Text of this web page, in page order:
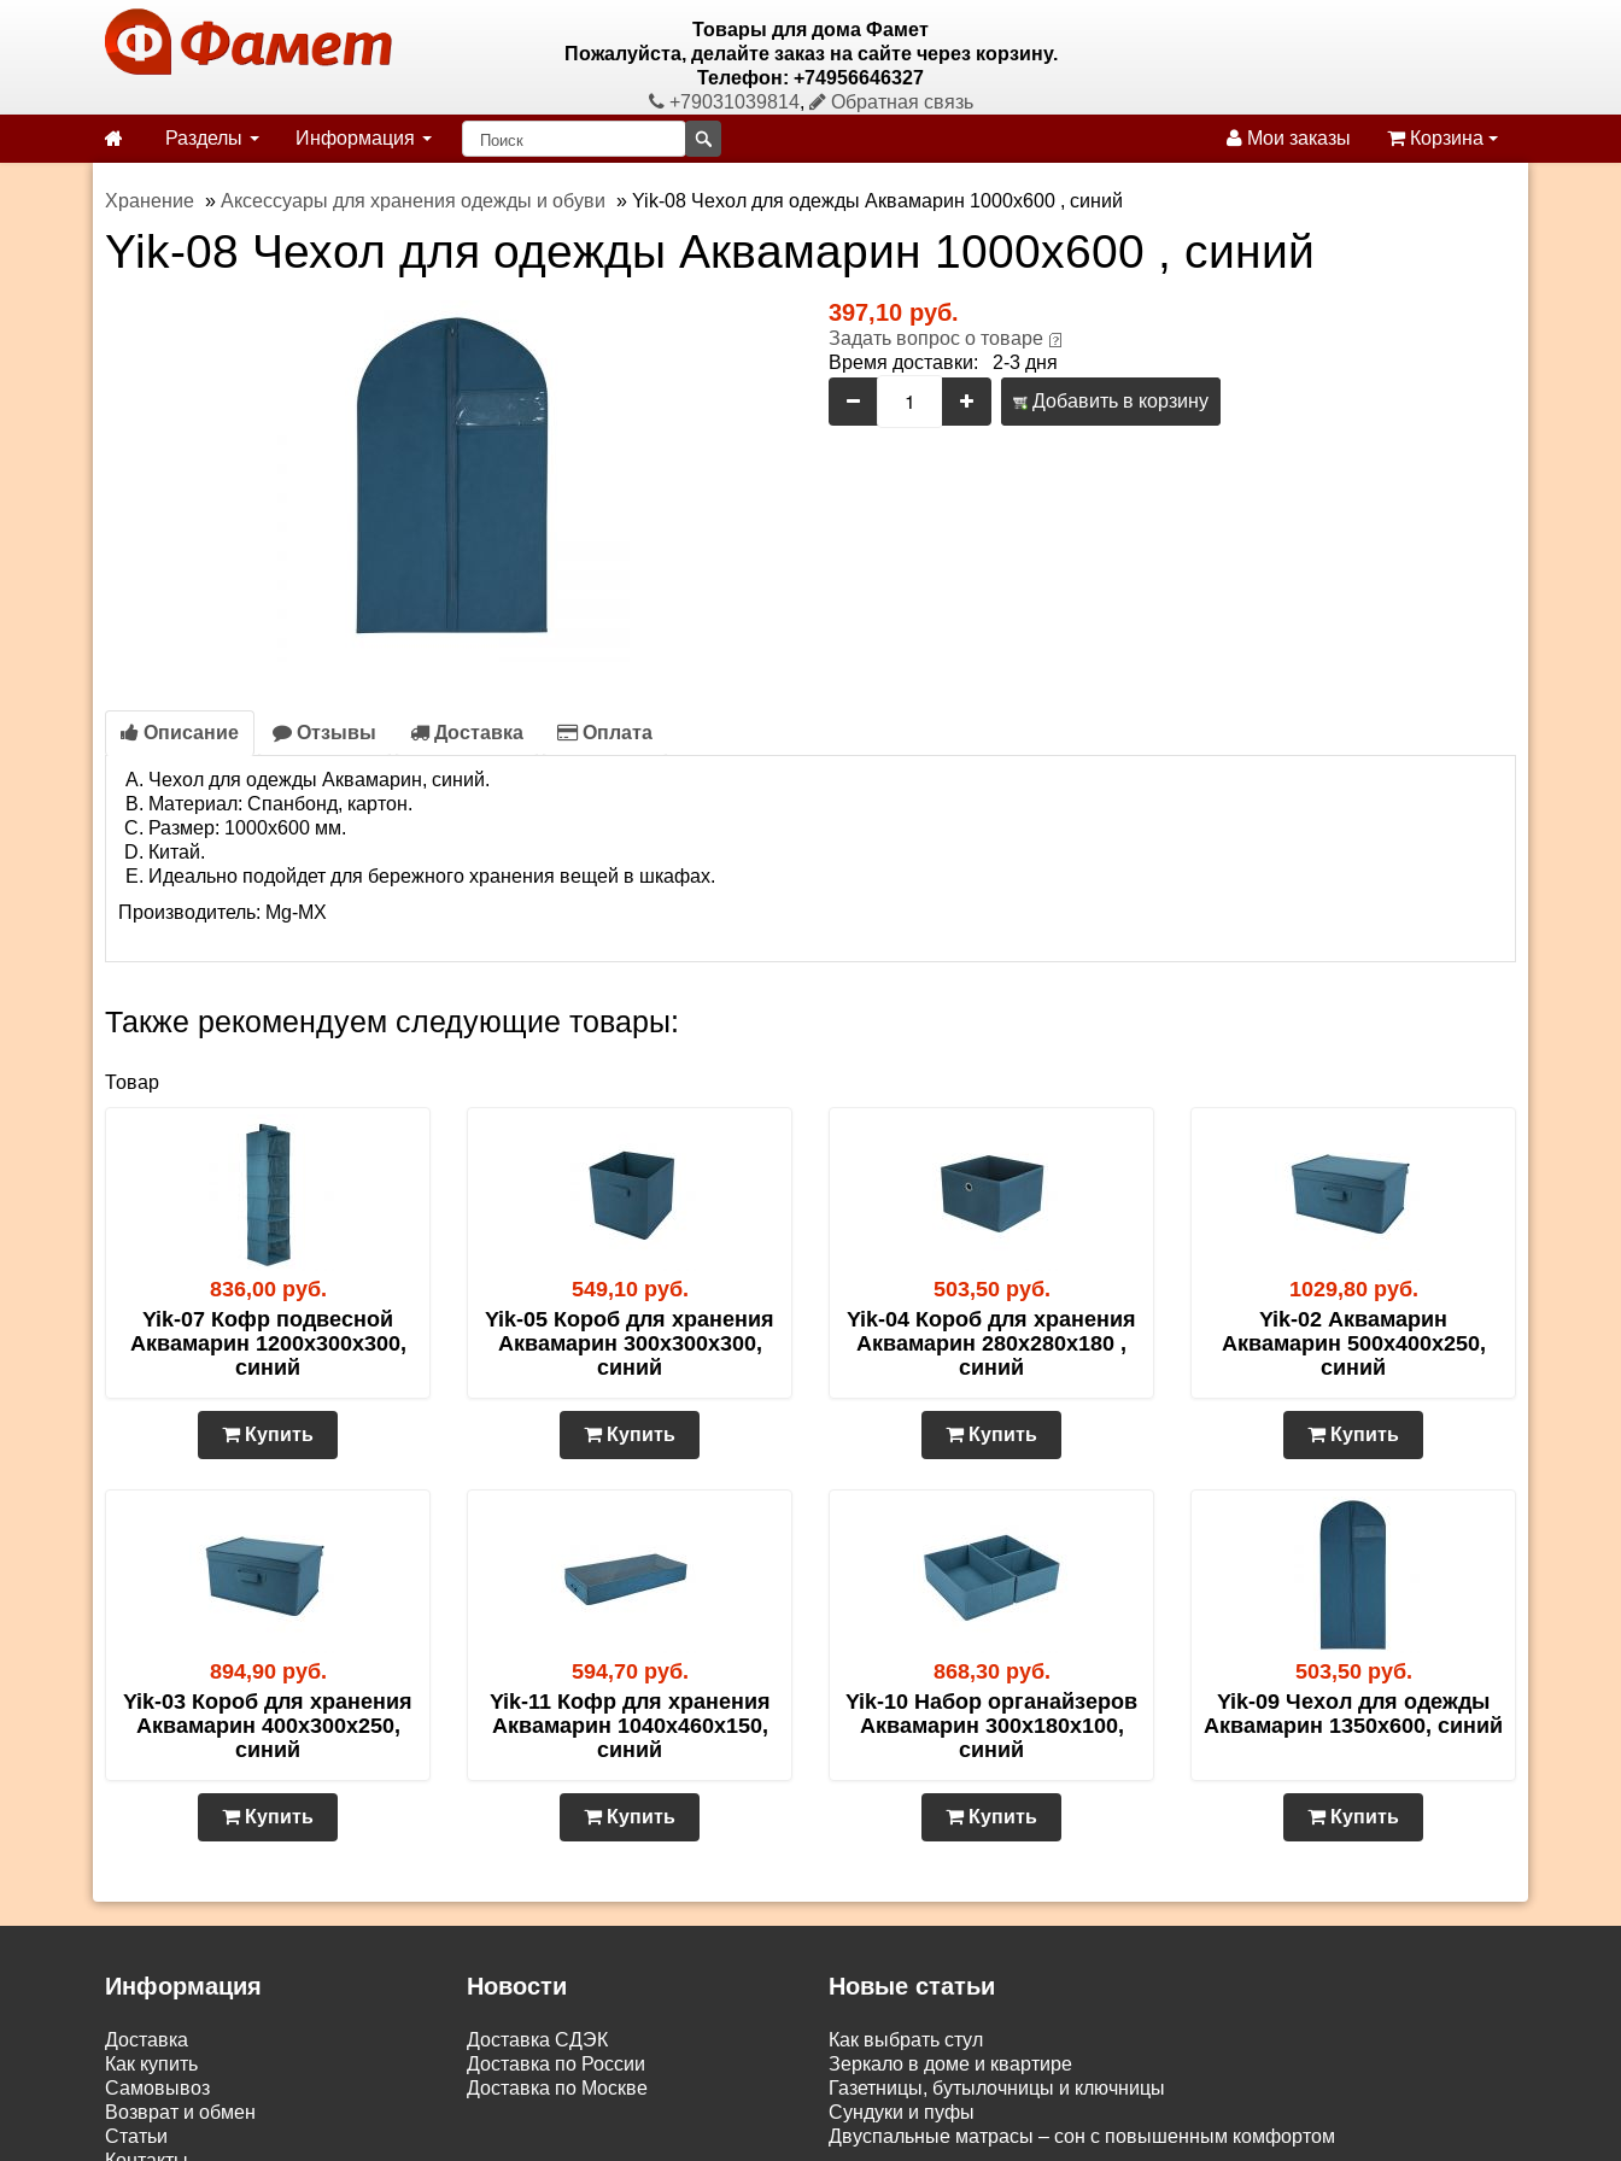
Товары для дома Фамет
Пожалуйста, делайте заказ на сайте через корзину.
Телефон: +74956646327
+79031039814,
Обратная связь
Разделы
Информация Мои заказы Корзина
Хранение » Аксессуары для хранения одежды и обуви » Yik-08 Чехол для одежды Аквамарин 1000х600 , синий
Yik-08 Чехол для одежды Аквамарин 1000х600 , синий
397,10 руб.
Задать вопрос о товаре
Время доставки: 2-3 дня
Добавить в корзину
Описание Отзывы Доставка Оплата
Чехол для одежды Аквамарин, синий.
Материал: Спанбонд, картон.
Размер: 1000х600 мм.
Китай.
Идеально подойдет для бережного хранения вещей в шкафах.
Производитель: Mg-MX
Также рекомендуем следующие товары:
Товар
836,00 руб.
Yik-07 Кофр подвесной
Аквамарин 1200х300х300,
синий
Купить
549,10 руб.
Yik-05 Короб для хранения
Аквамарин 300х300х300,
синий
Купить
503,50 руб.
Yik-04 Короб для хранения
Аквамарин 280х280х180 ,
синий
Купить
1029,80 руб.
Yik-02 Аквамарин
Аквамарин 500х400х250,
синий
Купить
894,90 руб.
Yik-03 Короб для хранения
Аквамарин 400х300х250,
синий
Купить
594,70 руб.
Yik-11 Кофр для хранения
Аквамарин 1040х460х150,
синий
Купить
868,30 руб.
Yik-10 Набор органайзеров
Аквамарин 300х180х100,
синий
Купить
503,50 руб.
Yik-09 Чехол для одежды
Аквамарин 1350х600, синий
Купить
Информация
Доставка
Как купить
Самовывоз
Возврат и обмен
Статьи
Новости
Доставка СДЭК
Доставка по России
Доставка по Москве
Новые статьи
Как выбрать стул
Зеркало в доме и квартире
Газетницы, бутылочницы и ключницы
Сундуки и пуфы
Двуспальные матрасы – сон с повышенным комфортом